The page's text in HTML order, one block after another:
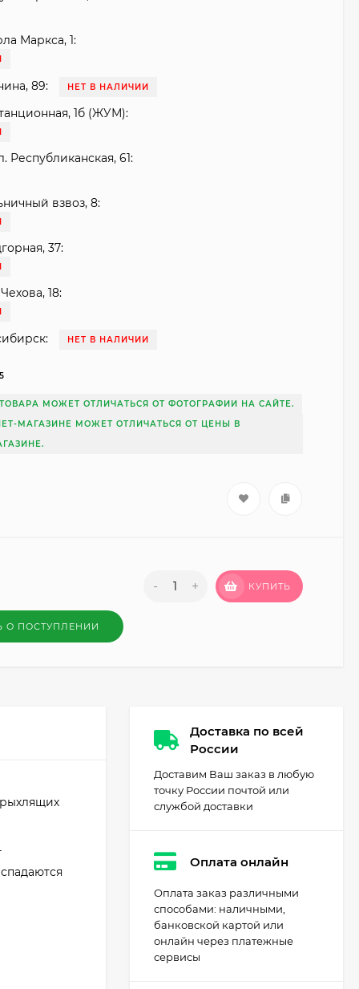
Маркса, 1:
89: НЕТ В НАЛИЧИИ
1б (ЖУМ):
Республиканская, 61:
взвоз, 8:
37:
18:
НЕТ В НАЛИЧИИ
МОЖЕТ ОТЛИЧАТЬСЯ ОТ ФОТОГРАФИИ НА САЙТЕ.
МАГАЗИНЕ МОЖЕТ ОТЛИЧАТЬСЯ ОТ ЦЕНЫ В
- + КУПИТЬ
О ПОСТУПЛЕНИИ
Доставка по всей
России
Доставим Ваш заказ в любую
точку России почтой или
службой доставки
Оплата онлайн
Оплата заказ различными
способами: наличными,
банковской картой или
онлайн через платежные
сервисы